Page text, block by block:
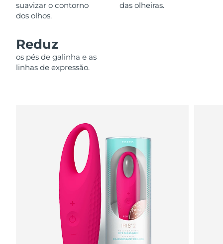
suavizar o contorno
dos olhos.
das olheiras.
Reduz
os pés de galinha e as
linhas de expressão.
Noruega Entrega prevista
Filipinas
Entrega prevista
Entrega prevista
Entrega prevista
Entrega prevista
Arábia Saudita Entrega prevista